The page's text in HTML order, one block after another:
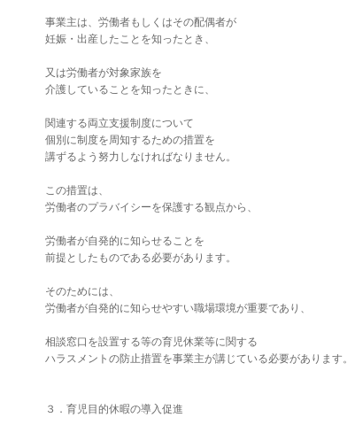
事業主は、労働者もしくはその配偶者が
妊娠・出産したことを知ったとき、
又は労働者が対象家族を
介護していることを知ったときに、
関連する両立支援制度について
個別に制度を周知するための措置を
講ずるよう努力しなければなりません。
この措置は、
労働者のプラバイシーを保護する観点から、
労働者が自発的に知らせることを
前提としたものである必要があります。
そのためには、
労働者が自発的に知らせやすい職場環境が重要であり、
相談窓口を設置する等の育児休業等に関する
ハラスメントの防止措置を事業主が講じている必要があります。
３．育児目的休暇の導入促進